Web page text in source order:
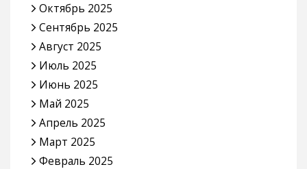
Октябрь 2025
Сентябрь 2025
Август 2025
Июль 2025
Июнь 2025
Май 2025
Апрель 2025
Март 2025
Февраль 2025